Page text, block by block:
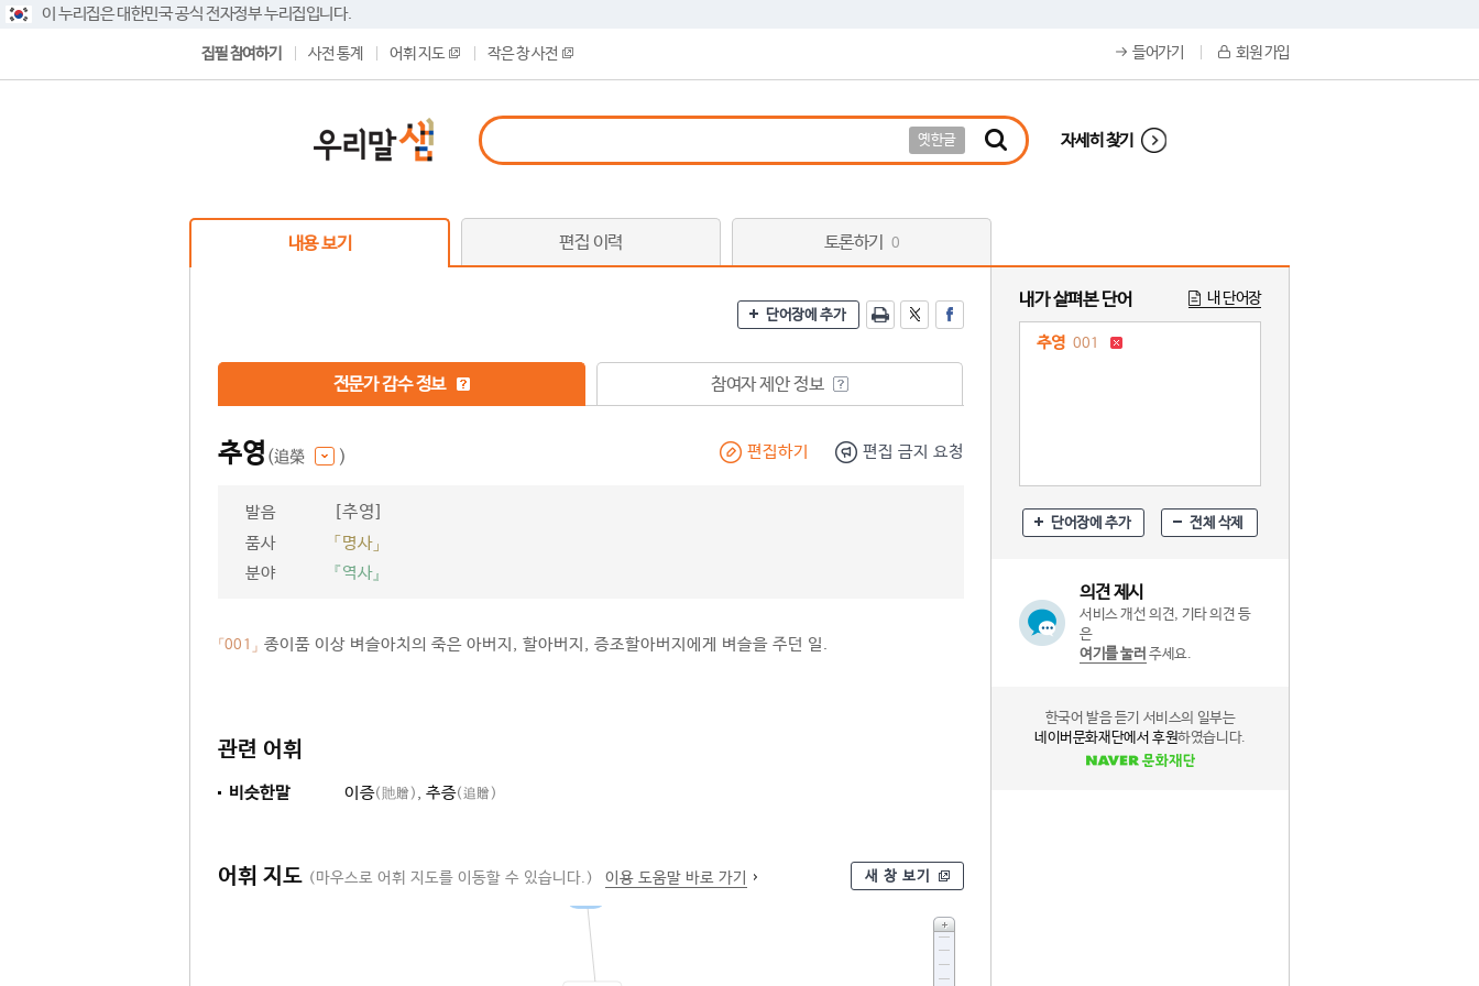
이 누리집은 대한민국 공식 전자정부 누리집입니다.
집필 참여하기 사전 통계 어휘 지도 작은 창 사전 들어가기 회원 가입
옛한글 자세히 찾기
내용 보기 편집 이력 토론하기 0
단어장에 추가
전문가 감수 정보 참여자 제안 정보
추영 (追榮 ) 편집하기 편집 금지 요청
발음 [추영]
품사
「명사」
분야
『역사』
「001」 종이품 이상 벼슬아치의 죽은 아버지, 할아버지, 증조할아버지에게 벼슬을 주던 일.
관련 어휘
비슷한말 이증(貤贈) , 추증(追贈)
어휘 지도 (마우스로 어휘 지도를 이동할 수 있습니다.) 이용 도움말 바로 가기 새 창 보기
내가 살펴본 단어 내 단어장
추영 001
단어장에 추가 전체 삭제
의견 제시
서비스 개선 의견, 기타 의견 등
은
여기를 눌러 주세요.
한국어 발음 듣기 서비스의 일부는
네이버문화재단에서 후원하였습니다.